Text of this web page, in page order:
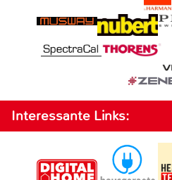
Interessante Links: